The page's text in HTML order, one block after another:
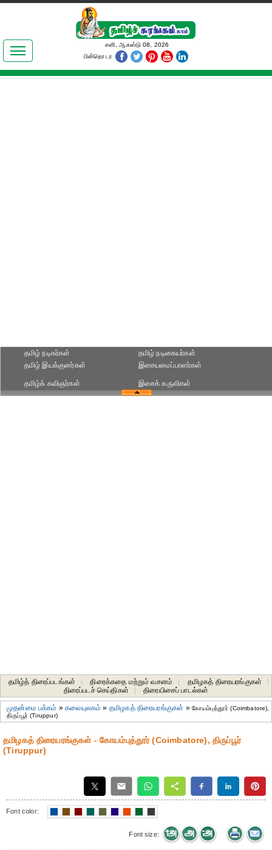
இலக்கியங்கள்
தமிழ் உலகம்
சனி, ஆகஸ்டு 08, 2026
பின்தொடர
தமிழ் நடிகர்கள்
தமிழ் நடிகையர்கள்
தமிழ் இயக்குனர்கள்
இசையமைப்பாளர்கள்
தமிழ்க் கவிஞர்கள் இசைக் கருவிகள்
தமிழ்த் திரைப்படங்கள் திரைக்கதை மற்றும் வசனம் தமிழகத் திரையரங்குகள்
திரைப்படச் செய்திகள்
திரையிசைப் பாடல்கள்
முதன்மை பக்கம் »கலையுலகம் » தமிழகத் திரையரங்குகள் » கோயம்புத்தூர் (Coimbatore),
திருப்பூர் (Tiruppur)
தமிழகத் திரையரங்குகள் - கோயம்புத்தூர் (Coimbatore), திருப்பூர்
(Tiruppur)
Font color:
Font size: